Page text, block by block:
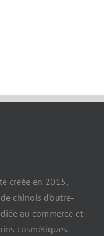
créée en 2015,
chinois d’outre-
au commerce et
cosmétiques.